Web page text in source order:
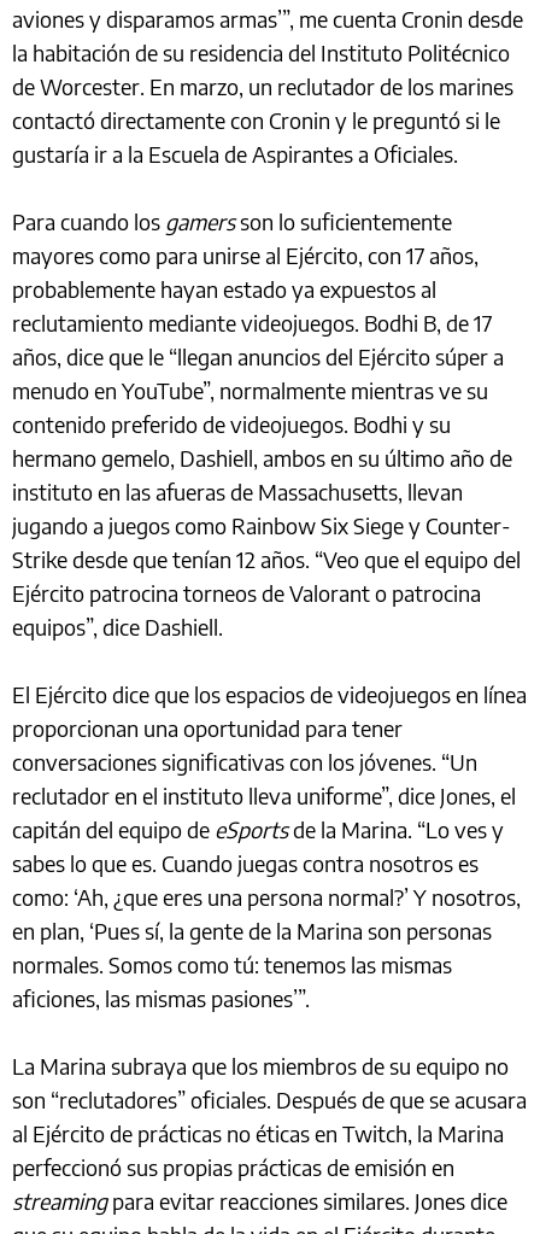
aviones y disparamos armas’”, me cuenta Cronin desde
la habitación de su residencia del Instituto Politécnico
de Worcester. En marzo, un reclutador de los marines
contactó directamente con Cronin y le preguntó si le
gustaría ir a la Escuela de Aspirantes a Oficiales.
Para cuando los gamersson lo suficientemente
mayores como para unirse al Ejército, con 17 años,
probablemente hayan estado ya expuestos al
reclutamiento mediante videojuegos. Bodhi B, de 17
años, dice que le “llegan anuncios del Ejército súper a
menudo en YouTube”, normalmente mientras ve su
contenido preferido de videojuegos. Bodhi y su
hermano gemelo, Dashiell, ambos en su último año de
instituto en las afueras de Massachusetts, llevan
jugando a juegos como Rainbow Six Siege y Counter-
Strike desde que tenían 12 años. “Veo que el equipo del
Ejército patrocina torneos de Valorant o patrocina
equipos”, dice Dashiell.
El Ejército dice que los espacios de videojuegos en línea
proporcionan una oportunidad para tener
conversaciones significativas con los jóvenes. “Un
reclutador en el instituto lleva uniforme”, dice Jones, el
capitán del equipo de eSportsde la Marina. “Lo ves y
sabes lo que es. Cuando juegas contra nosotros es
como: ‘Ah, ¿que eres una persona normal?’ Y nosotros,
en plan, ‘Pues sí, la gente de la Marina son personas
normales. Somos como tú: tenemos las mismas
aficiones, las mismas pasiones’”.
La Marina subraya que los miembros de su equipo no
son “reclutadores” oficiales. Después de que se acusara
al Ejército de prácticas no éticas en Twitch, la Marina
perfeccionó sus propias prácticas de emisión en
streamingpara evitar reacciones similares. Jones dice